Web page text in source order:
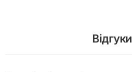
Відгуки